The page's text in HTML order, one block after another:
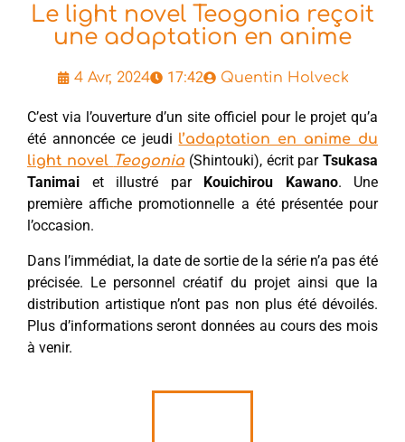
Le light novel Teogonia reçoit
une adaptation en anime
4 Avr, 2024 17:42 Quentin Holveck
C’est via l’ouverture d’un site officiel pour le projet qu’a
été annoncée ce jeudi l’adaptation en anime du
light novel Teogonia (Shintouki), écrit parTsukasa
Tanimai et illustré par Kouichirou Kawano. Une
première affiche promotionnelle a été présentée pour
l’occasion.
Dans l’immédiat, la date de sortie de la série n’a pas été
précisée. Le personnel créatif du projet ainsi que la
distribution artistique n’ont pas non plus été dévoilés.
Plus d’informations seront données au cours des mois
à venir.